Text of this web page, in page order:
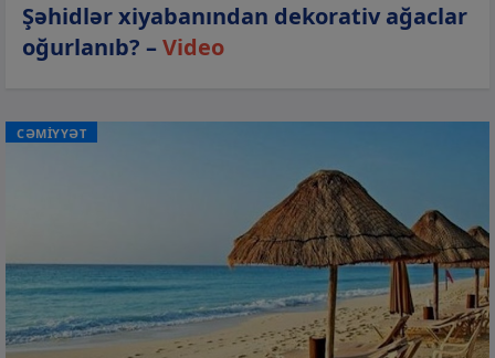
Şəhidlər xiyabanından dekorativ ağaclar
oğurlanıb? –Video
CƏMİYYƏT